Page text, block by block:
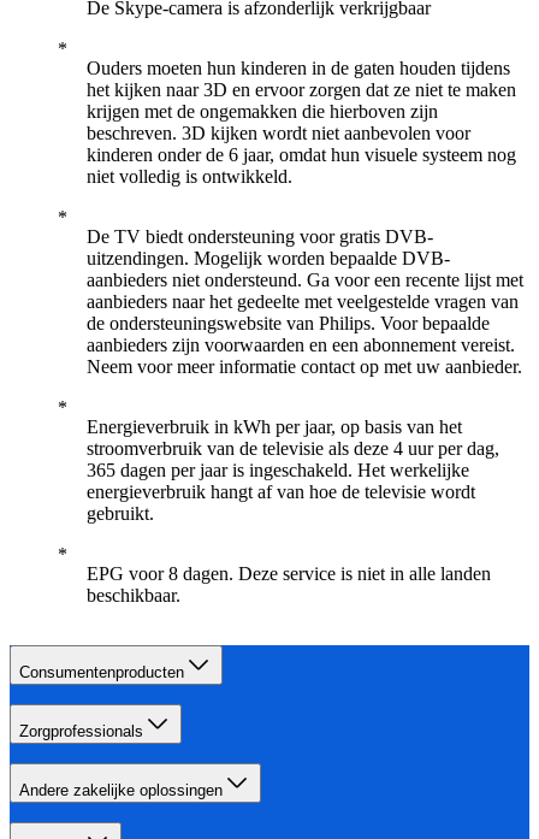
De Skype-camera is afzonderlijk verkrijgbaar
Ouders moeten hun kinderen in de gaten houden tijdens
het kijken naar 3D en ervoor zorgen dat ze niet te maken
krijgen met de ongemakken die hierboven zijn
beschreven. 3D kijken wordt niet aanbevolen voor
kinderen onder de 6 jaar, omdat hun visuele systeem nog
niet volledig is ontwikkeld.
De TV biedt ondersteuning voor gratis DVB-
uitzendingen. Mogelijk worden bepaalde DVB-
aanbieders niet ondersteund. Ga voor een recente lijst met
aanbieders naar het gedeelte met veelgestelde vragen van
de ondersteuningswebsite van Philips. Voor bepaalde
aanbieders zijn voorwaarden en een abonnement vereist.
Neem voor meer informatie contact op met uw aanbieder.
Energieverbruik in kWh per jaar, op basis van het
stroomverbruik van de televisie als deze 4 uur per dag,
365 dagen per jaar is ingeschakeld. Het werkelijke
energieverbruik hangt af van hoe de televisie wordt
gebruikt.
EPG voor 8 dagen. Deze service is niet in alle landen
beschikbaar.
Consumentenproducten
Zorgprofessionals
Andere zakelijke oplossingen